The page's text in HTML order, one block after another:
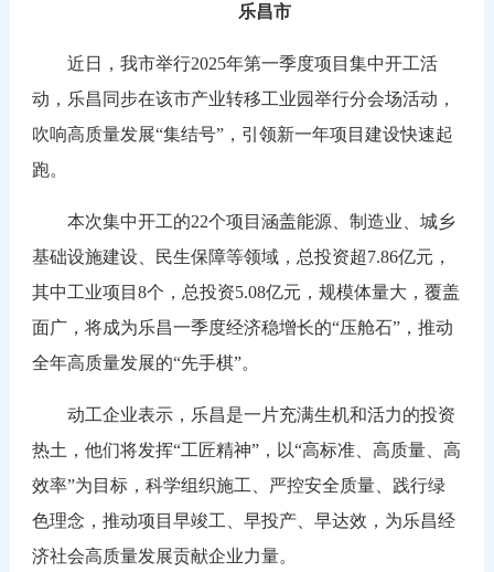
乐昌市
近日，我市举行2025年第一季度项目集中开工活
动，乐昌同步在该市产业转移工业园举行分会场活动，
吹响高质量发展“集结号”，引领新一年项目建设快速起
跑。
本次集中开工的22个项目涵盖能源、制造业、城乡
基础设施建设、民生保障等领域，总投资超7.86亿元，
其中工业项目8个，总投资5.08亿元，规模体量大，覆盖
面广，将成为乐昌一季度经济稳增长的“压舱石”，推动
全年高质量发展的“先手棋”。
动工企业表示，乐昌是一片充满生机和活力的投资
热土，他们将发挥“工匠精神”，以“高标准、高质量、高
效率”为目标，科学组织施工、严控安全质量、践行绿
色理念，推动项目早竣工、早投产、早达效，为乐昌经
济社会高质量发展贡献企业力量。